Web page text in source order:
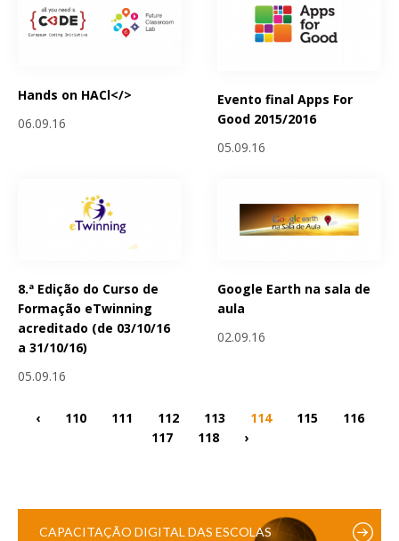
Hands on HACl</>
06.09.16
Evento final Apps For
Good 2015/2016
05.09.16
8.ª Edição do Curso de
Formação eTwinning
acreditado (de 03/10/16
a 31/10/16)
05.09.16
Google Earth na sala de
aula
02.09.16
‹ 110 111 112 113 114 115
116
117
118 ›
CAPACITAÇÃO DIGITAL DAS ESCOLAS